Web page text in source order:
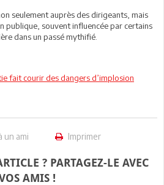
seulement auprès des dirigeants, mais
publique, souvent influencée par certains
dans un passé mythifié.
fait courir des dangers d’implosion
un ami Imprimer
? PARTAGEZ-LE AVEC
AMIS !